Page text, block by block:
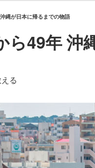
縄が日本に帰るまでの物語
ら49年 沖
る